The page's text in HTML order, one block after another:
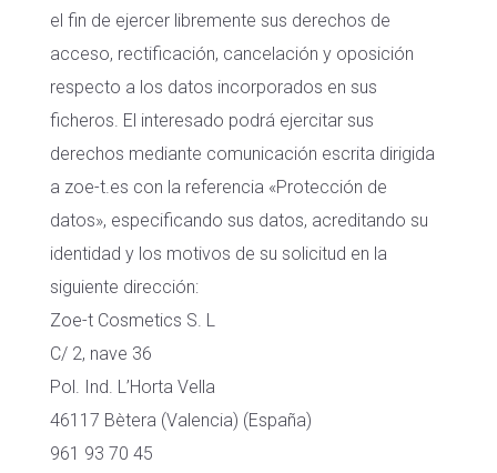
el fin de ejercer libremente sus derechos de
acceso, rectificación, cancelación y oposición
respecto a los datos incorporados en sus
ficheros. El interesado podrá ejercitar sus
derechos mediante comunicación escrita dirigida
a zoe-t.es con la referencia «Protección de
datos», especificando sus datos, acreditando su
identidad y los motivos de su solicitud en la
siguiente dirección:
Zoe-t Cosmetics S. L
C/ 2, nave 36
Pol. Ind. L’Horta Vella
46117 Bètera (Valencia) (España)
961 93 70 45